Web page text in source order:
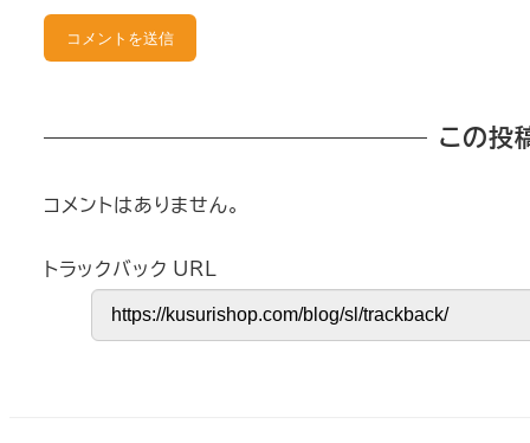
この投
コメントはありません。
トラックバック URL